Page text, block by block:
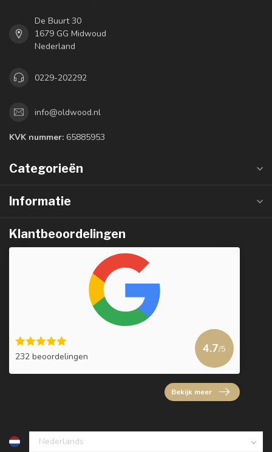
De Buurt 30
1679 GG Midwoud
Nederland
0229-202292
info@oldwood.nl
KVK nummer: 65885953
Categorieën
Informatie
Klantbeoordelingen
232 beoordelingen
4.7/5
Bekijk meer